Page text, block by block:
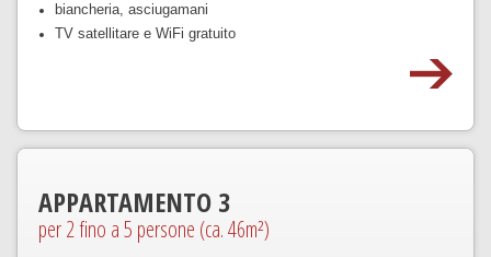
biancheria, asciugamani
TV satellitare e WiFi gratuito
APPARTAMENTO 3
per 2 fino a 5 persone (ca. 46m²)